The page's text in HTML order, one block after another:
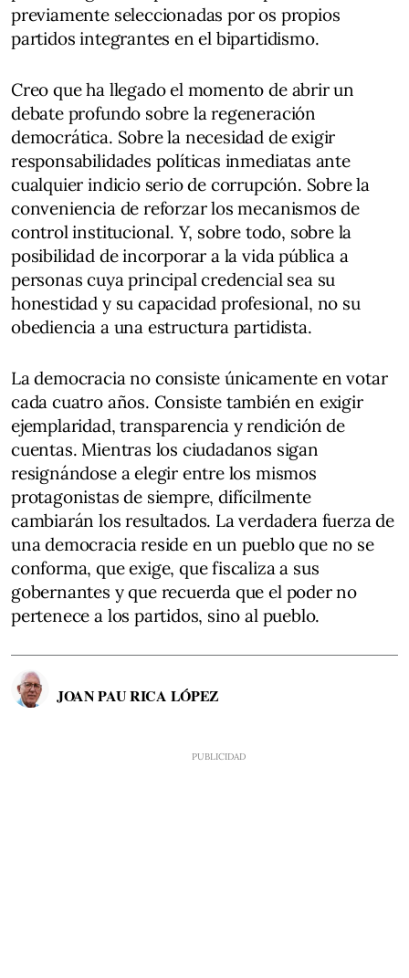
previamente seleccionadas por os propios
partidos integrantes en el bipartidismo.
Creo que ha llegado el momento de abrir un
debate profundo sobre la regeneración
democrática. Sobre la necesidad de exigir
responsabilidades políticas inmediatas ante
cualquier indicio serio de corrupción. Sobre la
conveniencia de reforzar los mecanismos de
control institucional. Y, sobre todo, sobre la
posibilidad de incorporar a la vida pública a
personas cuya principal credencial sea su
honestidad y su capacidad profesional, no su
obediencia a una estructura partidista.
La democracia no consiste únicamente en votar
cada cuatro años. Consiste también en exigir
ejemplaridad, transparencia y rendición de
cuentas. Mientras los ciudadanos sigan
resignándose a elegir entre los mismos
protagonistas de siempre, difícilmente
cambiarán los resultados. La verdadera fuerza de
una democracia reside en un pueblo que no se
conforma, que exige, que fiscaliza a sus
gobernantes y que recuerda que el poder no
pertenece a los partidos, sino al pueblo.
JOAN PAU RICA LÓPEZ